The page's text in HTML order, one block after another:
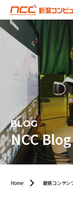
BLOG
NCC Blog
Home 最新コンテン